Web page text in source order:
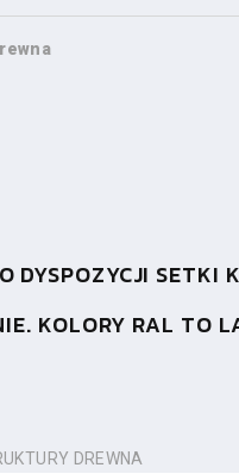
SETKI
KOLORY RAL TO
DREWNA